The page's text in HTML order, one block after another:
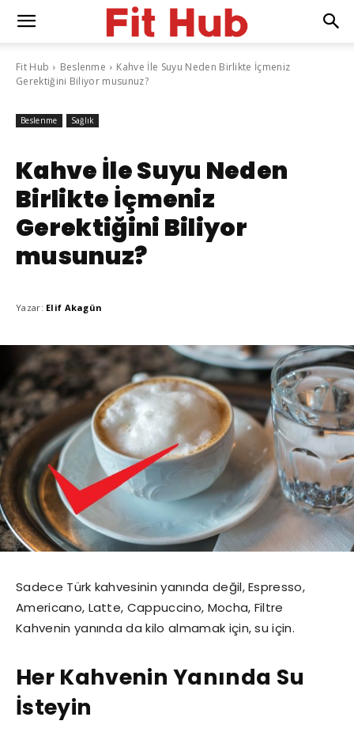
Fit Hub Beslenme
Kahve İle Suyu Neden Birlikte İçmeniz
Gerektiğini Biliyor musunuz?
Beslenme Sağlık
Kahve İle Suyu Neden
Birlikte İçmeniz
Gerektiğini Biliyor
musunuz?
Yazar: Elif Akagün
Sadece Türk kahvesinin yanında değil, Espresso,
Americano, Latte, Cappuccino, Mocha, Filtre
Kahvenin yanında da kilo almamak için, su için.
Her Kahvenin Yanında Su
İsteyin